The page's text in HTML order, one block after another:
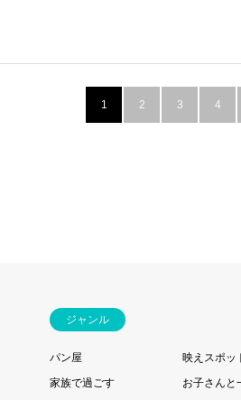
1 2 3 4
ジャンル
パン屋
映えスポッ
家族で過ごす
お子さんと